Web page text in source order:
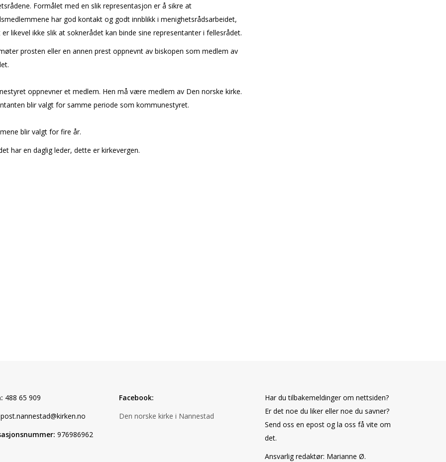
Formålet med en slik representasjon er å sikre at
har god kontakt og godt innblikk i menighetsrådsarbeidet,
likevel ikke slik at soknerådet kan binde sine representanter i fellesrådet.
prosten eller en annen prest oppnevnt av biskopen som medlem av
oppnevner et medlem. Hen må være medlem av Den norske kirke.
blir valgt for samme periode som kommunestyret.
blir valgt for fire år.
har en daglig leder, dette er kirkevergen.
488 65 909
post.nannestad@kirken.no
976986962
Facebook:
Den norske kirke i Nannestad
Har du tilbakemeldinger om nettsiden?
Er det noe du liker eller noe du savner?
Send oss en epost og la oss få vite om
det.
Ansvarlig redaktør: Marianne Ø.